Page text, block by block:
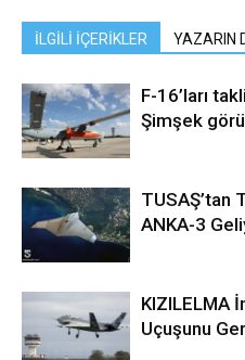
İLGİLİ İÇERİKLER YAZARIN
F-16’ları
Şimşek
TUSAŞ’tan
ANKA-3
KIZILELMA
Uçuşunu